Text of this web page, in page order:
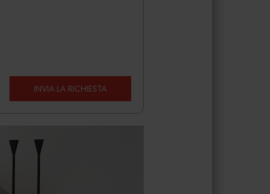
INVIA LA RICHIESTA